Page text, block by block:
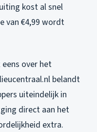
kost al snel
van €4,99 wordt
over het
belandt
uiteindelijk in
direct aan het
extra.